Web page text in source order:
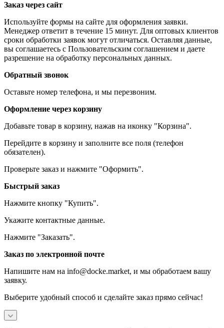
Заказ через сайт
Используйте формы на сайте для оформления заявки.
Менеджер ответит в течение 15 минут. Для оптовых клиентов
сроки обработки заявок могут отличаться. Оставляя данные,
вы соглашаетесь с Пользовательским соглашением и даете
разрешение на обработку персональных данных.
Обратный звонок
Оставьте номер телефона, и мы перезвоним.
Оформление через корзину
Добавьте товар в корзину, нажав на иконку "Корзина".
Перейдите в корзину и заполните все поля (телефон
обязателен).
Проверьте заказ и нажмите "Оформить".
Быстрый заказ
Нажмите кнопку "Купить".
Укажите контактные данные.
Нажмите "Заказать".
Заказ по электронной почте
Напишите нам на info@docke.market, и мы обработаем вашу
заявку.
Выберите удобный способ и сделайте заказ прямо сейчас!